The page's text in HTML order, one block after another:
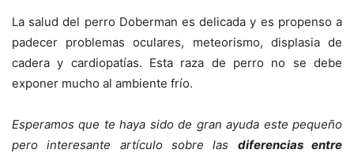
La salud del perro Doberman es delicada y es propenso a
padecer problemas oculares, meteorismo, displasia de
cadera y cardiopatías. Esta raza de perro no se debe
exponer mucho al ambiente frío.
Esperamos que te haya sido de gran ayuda este pequeño
pero interesante artículo sobre las diferencias entre